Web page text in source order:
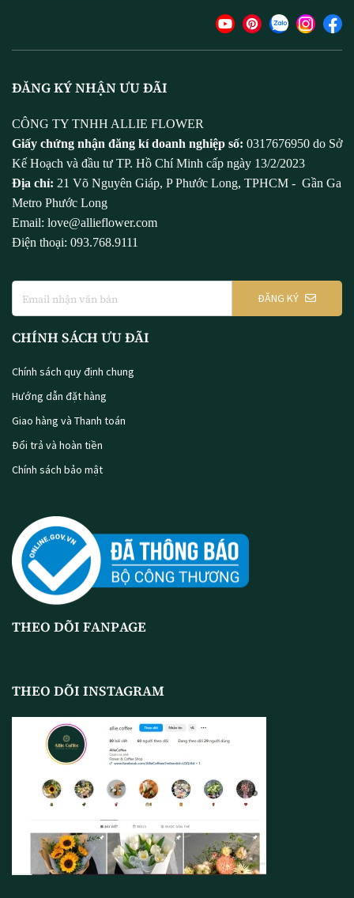
ĐĂNG KÝ NHẬN ƯU ĐÃI
CÔNG TY TNHH ALLIE FLOWER
Giấy chứng nhận đăng kí doanh nghiệp số: 0317676950 do Sở
Kế Hoạch và đầu tư TP. Hồ Chí Minh cấp ngày 13/2/2023
Địa chỉ: 21 Võ Nguyên Giáp, P Phước Long, TPHCM - Gần Ga
Metro Phước Long
Email: love@allieflower.com
Điện thoại: 093.768.9111
ĐĂNG KÝ
CHÍNH SÁCH ƯU ĐÃI
Chính sách quy định chung
Hướng dẫn đặt hàng
Giao hàng và Thanh toán
Đổi trả và hoàn tiền
Chính sách bảo mật
THEO DÕI FANPAGE
THEO DÕI INSTAGRAM